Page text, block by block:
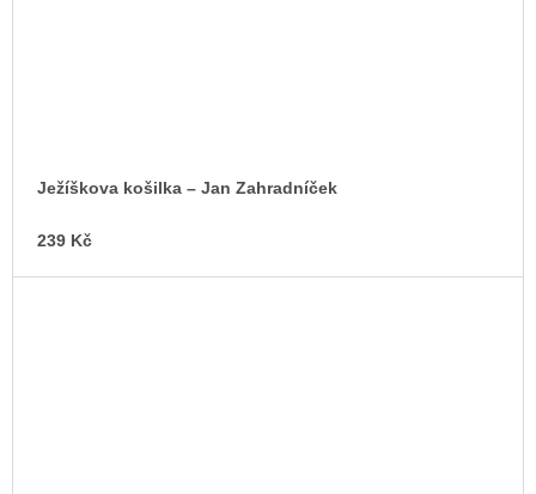
Ježíškova košilka – Jan Zahradníček
239 Kč